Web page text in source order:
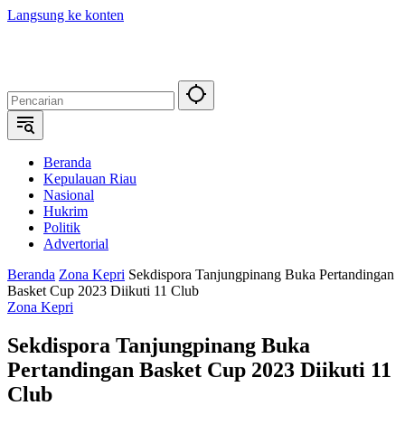
Langsung ke konten
Beranda
Kepulauan Riau
Nasional
Hukrim
Politik
Advertorial
Beranda Zona Kepri Sekdispora Tanjungpinang Buka Pertandingan
Basket Cup 2023 Diikuti 11 Club
Zona Kepri
Sekdispora Tanjungpinang Buka
Pertandingan Basket Cup 2023 Diikuti 11
Club